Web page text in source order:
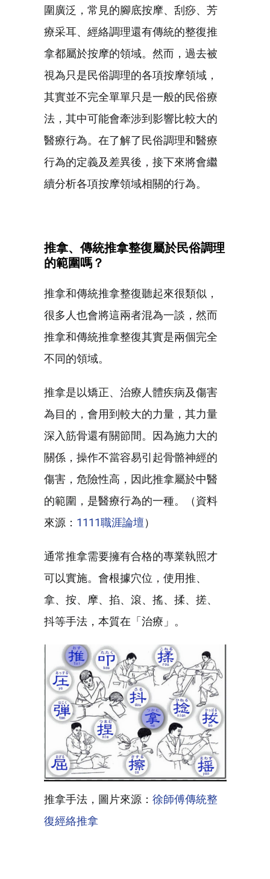
圍廣泛，常見的腳底按摩、刮痧、芳
療采耳、經絡調理還有傳統的整復推
拿都屬於按摩的領域。然而，過去被
視為只是民俗調理的各項按摩領域，
其實並不完全單單只是一般的民俗療
法，其中可能會牽涉到影響比較大的
醫療行為。在了解了民俗調理和醫療
行為的定義及差異後，接下來將會繼
續分析各項按摩領域相關的行為。
推拿、傳統推拿整復屬於民俗調理
的範圍嗎？
推拿和傳統推拿整復聽起來很類似，
很多人也會將這兩者混為一談，然而
推拿和傳統推拿整復其實是兩個完全
不同的領域。
推拿是以矯正、治療人體疾病及傷害
為目的，會用到較大的力量，其力量
深入筋骨還有關節間。因為施力大的
關係，操作不當容易引起骨骼神經的
傷害，危險性高，因此推拿屬於中醫
的範圍，是醫療行為的一種。（資料
來源： 1111職涯論壇）
通常推拿需要擁有合格的專業執照才
可以實施。會根據穴位，使用推、
拿、按、摩、掐、滾、搖、揉、搓、
抖等手法，本質在「治療」。
推拿手法，圖片來源： 徐師傅傳統整
復經絡推拿